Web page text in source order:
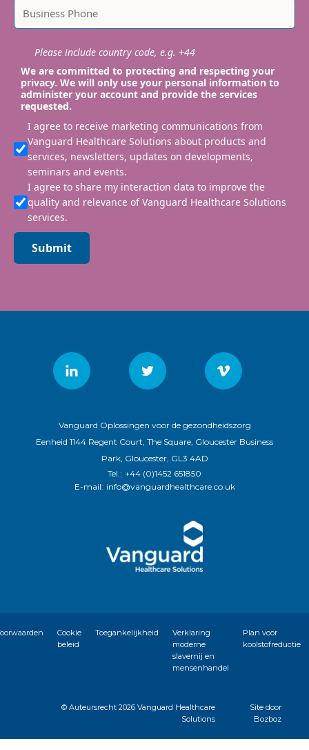
Please include country code, e.g. +44
We are committed to protecting and respecting your
privacy. We will only use your personal information to
administer your account and provide the services
requested.
I agree to receive marketing communications from
Vanguard Healthcare Solutions about products and
services, newsletters, updates on developments,
seminars and events.
I agree to share my interaction data to improve the
quality and relevance of Vanguard Healthcare Solutions
services.
Submit
Vanguard Oplossingen voor de gezondheidszorg
Eenheid 1144 Regent Court, The Square, Gloucester Business
Park, Gloucester, GL3 4AD
Tel.: +44 (0)1452 651850
E-mail: info@vanguardhealthcare.co.uk
Cookie
beleid
Toegankelijkheid
Verklaring
moderne
slavernij en
mensenhandel
Plan voor
koolstofreductie
© Auteursrecht 2026 Vanguard Healthcare
Solutions
Site door
Bozboz